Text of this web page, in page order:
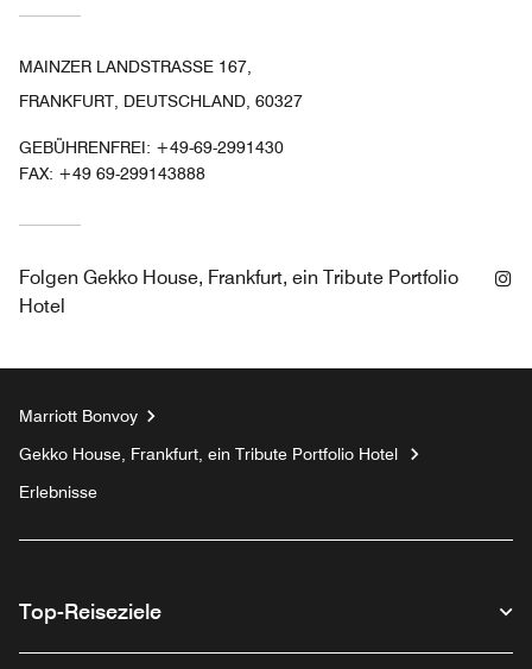
MAINZER LANDSTRASSE 167,
FRANKFURT, DEUTSCHLAND, 60327
GEBÜHRENFREI: +49-69-2991430
FAX: +49 69-299143888
Folgen Gekko House, Frankfurt, ein Tribute Portfolio
Hotel
Marriott Bonvoy
Gekko House, Frankfurt, ein Tribute Portfolio Hotel
Erlebnisse
Top-Reiseziele